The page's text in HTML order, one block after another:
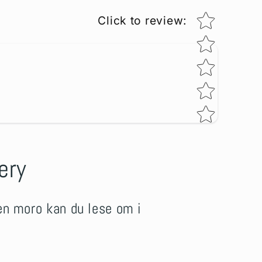
Click to review: Star rating
moro kan du lese om i